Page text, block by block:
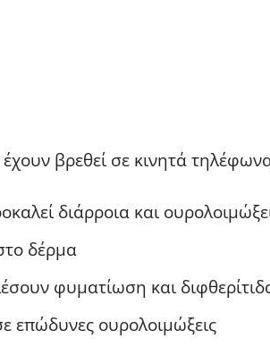
βρεθεί σε κινητά
διάρροια και
δέρμα
φυματίωση και
επώδυνες ουρολοιμώξεις